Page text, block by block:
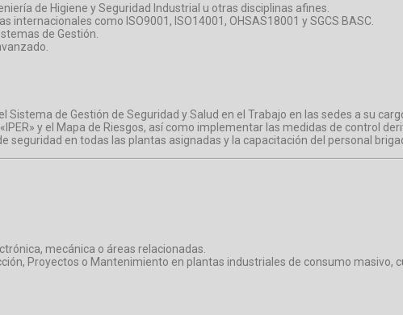
de Higiene y Seguridad Industrial u otras disciplinas afines.
como ISO9001, ISO14001, OHSAS18001 y SGCS BASC.
de Gestión.
de Gestión de Seguridad y Salud en el Trabajo en las sedes a su
y el Mapa de Riesgos, así como implementar las medidas de control
seguridad en todas las plantas asignadas y la capacitación del personal
mecánica o áreas relacionadas.
Proyectos o Mantenimiento en plantas industriales de consumo masivo,